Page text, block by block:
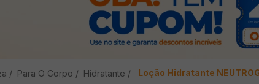
Para O Corpo Hidratante Loção Hidratante